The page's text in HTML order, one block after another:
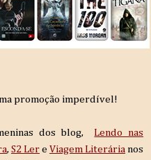
promoção imperdível!
dos blog, Lendo nas
, S2 Ler e Viagem Literária nos